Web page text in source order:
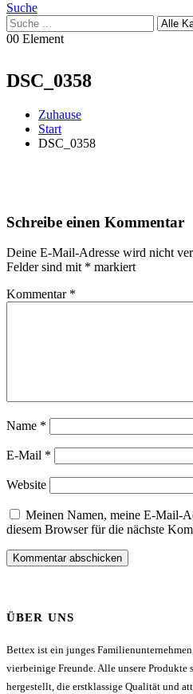
Suche
00 Element
DSC_0358
Zuhause
Start
DSC_0358
Schreibe einen Kommentar
Deine E-Mail-Adresse wird nicht
Felder sind mit * markiert
Kommentar *
Name *
E-Mail *
Website
Meinen Namen, meine E-Mail-
diesem Browser für die nächste
ÜBER UNS
Bettex ist ein junges
vierbeinige Freunde. Alle unsere Produkte
hergestellt, die erstklassige Qualität und